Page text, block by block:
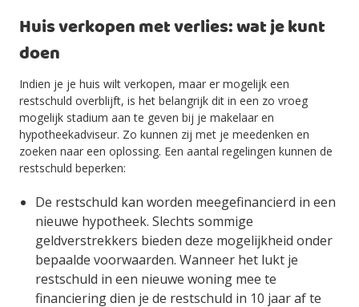
Huis verkopen met verlies: wat je kunt
doen
Indien je je huis wilt verkopen, maar er mogelijk een
restschuld overblijft, is het belangrijk dit in een zo vroeg
mogelijk stadium aan te geven bij je makelaar en
hypotheekadviseur. Zo kunnen zij met je meedenken en
zoeken naar een oplossing. Een aantal regelingen kunnen de
restschuld beperken:
De restschuld kan worden meegefinancierd in een
nieuwe hypotheek. Slechts sommige
geldverstrekkers bieden deze mogelijkheid onder
bepaalde voorwaarden. Wanneer het lukt je
restschuld in een nieuwe woning mee te
financiering dien je de restschuld in 10 jaar af te